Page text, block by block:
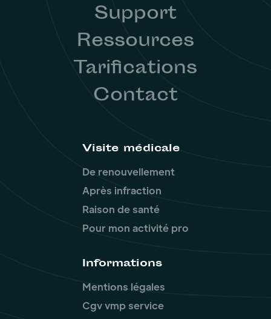
Support
Ressources
Tarifications
Contact
Visite médicale
De renouvellement
Après infraction
Raison de santé
Pour mon activité pro
Informations
Mentions légales
Cgv vmp service